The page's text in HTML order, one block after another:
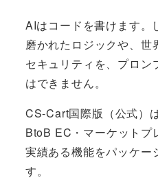
AIはコードを書けます。
磨かれたロジックや、世
セキュリティを、プロン
はできません。
CS-Cart国際版（公式）
BtoB EC・マーケットプ
実績ある機能をパッケー
す。